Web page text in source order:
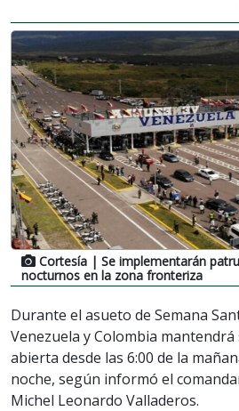
Cortesía | Se implementarán
nocturnos en la zona fronteriza
Durante el asueto de Semana
Venezuela y Colombia
abierta desde las 6:00 de la
noche, según informó el
Michel Leonardo Valladeros.